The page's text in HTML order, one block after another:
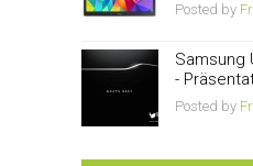
Posted by
Samsung
-
Posted by